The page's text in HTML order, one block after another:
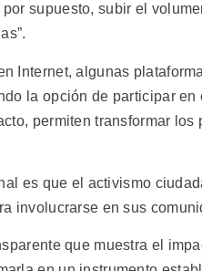
supuesto, subir el
Internet, algunas
la opción de participar
permiten transformar
es que el activismo
involucrarse en sus
que muestra el